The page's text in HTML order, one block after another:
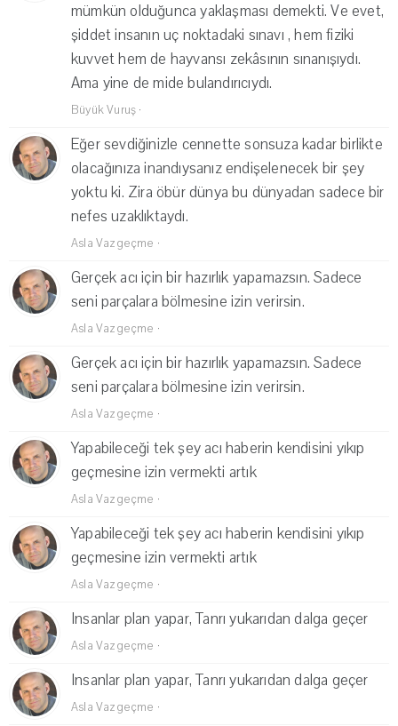
mümkün olduğunca yaklaşması demekti. Ve evet,
şiddet insanın uç noktadaki sınavı , hem fiziki
kuvvet hem de hayvansı zekâsının sınanışıydı.
Ama yine de mide bulandırıcıydı.
Büyük Vuruş ·
Eğer sevdiğinizle cennette sonsuza kadar birlikte
olacağınıza inandıysanız endişelenecek bir şey
yoktu ki. Zira öbür dünya bu dünyadan sadece bir
nefes uzaklıktaydı.
Asla Vazgeçme ·
Gerçek acı için bir hazırlık yapamazsın. Sadece
seni parçalara bölmesine izin verirsin.
Asla Vazgeçme ·
Gerçek acı için bir hazırlık yapamazsın. Sadece
seni parçalara bölmesine izin verirsin.
Asla Vazgeçme ·
Yapabileceği tek şey acı haberin kendisini yıkıp
geçmesine izin vermekti artık
Asla Vazgeçme ·
Yapabileceği tek şey acı haberin kendisini yıkıp
geçmesine izin vermekti artık
Asla Vazgeçme ·
Insanlar plan yapar, Tanrı yukarıdan dalga geçer
Asla Vazgeçme ·
Insanlar plan yapar, Tanrı yukarıdan dalga geçer
Asla Vazgeçme ·